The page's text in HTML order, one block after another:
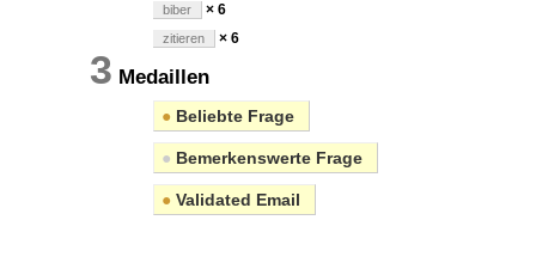
biber × 6
zitieren × 6
3 Medaillen
● Beliebte Frage
● Bemerkenswerte Frage
● Validated Email